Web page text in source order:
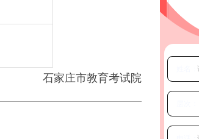
石家庄市教育考试院
姓名：